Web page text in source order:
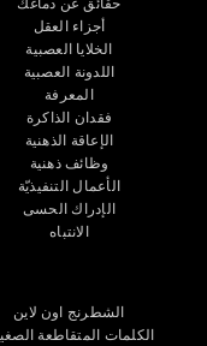
حقائق عن دماغك
أجزاء العقل
الخلايا العصبية
اللدونة العصبية
المعرفة
فقدان الذاكرة
الإعاقة الذهنية
وظائف ذهنية
الأعمال التنفيذيّة
الإدراك الحسى
الانتباه
الشطرنج اون لاين
الكلمات المتقاطعة